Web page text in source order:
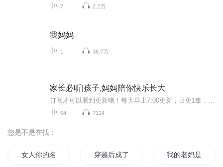
7 2.2万
我妈妈
1 36.7万
家长必听|孩子,妈妈陪你快乐长大
64 7124
您是不是在找：
女人你的名字叫妈妈 穿越后成了皇上他后妈 我的老妈是女帝